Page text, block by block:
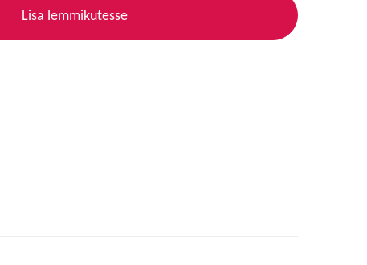
Lisa lemmikutesse